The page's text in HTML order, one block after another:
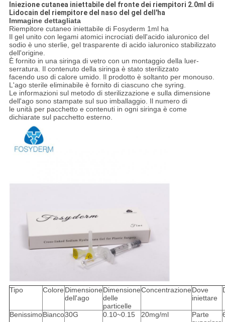
Iniezione cutanea iniettabile del fronte dei riempitori 2.0ml di
Lidocain del riempitore del naso del gel dell'ha
Immagine dettagliata
Riempitore cutaneo iniettabile di Fosyderm 1ml ha
Il gel unito con legami atomici incrociati dell'acido ialuronico del
sodio è uno sterlie, gel trasparente di acido ialuronico stabilizzato
dell'origine.
È fornito in una siringa di vetro con un montaggio della luer-
serratura. Il contenuto della siringa è stato sterilizzato
facendo uso di calore umido. Il prodotto è soltanto per monouso.
L'ago sterile eliminabile è fornito di ciascuno che syring.
Le informazioni sul metodo di sterilizzazione e sulla dimensione
dell'ago sono stampate sul suo imballaggio. Il numero di
le unità per pacchetto e contenuti in ogni siringa è come
dichiarate sul pacchetto esterno.
Tipo Colore Dimensione
dell'ago
Dimensione
delle
particelle
ConcentrazioneDove
iniettare
BenissimoBianco30G 0.10~0.15 20mg/ml
Parte